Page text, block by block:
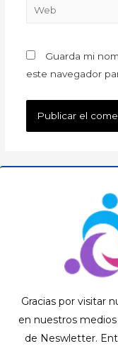
Guarda mi
este navegador
Gracias por visitar
en nuestros
de Neswletter.